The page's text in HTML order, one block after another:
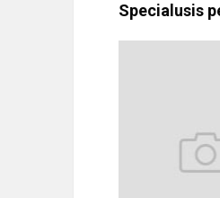
Specialusis